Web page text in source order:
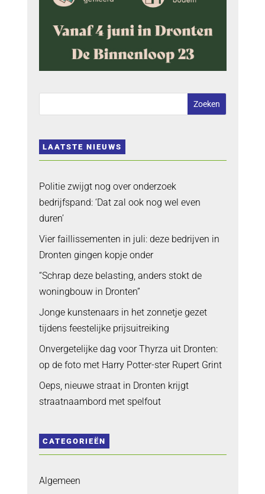
LAATSTE NIEUWS
Politie zwijgt nog over onderzoek
bedrijfspand: ‘Dat zal ook nog wel even
duren’
Vier faillissementen in juli: deze bedrijven in
Dronten gingen kopje onder
“Schrap deze belasting, anders stokt de
woningbouw in Dronten”
Jonge kunstenaars in het zonnetje gezet
tijdens feestelijke prijsuitreiking
Onvergetelijke dag voor Thyrza uit Dronten:
op de foto met Harry Potter-ster Rupert Grint
Oeps, nieuwe straat in Dronten krijgt
straatnaambord met spelfout
CATEGORIEËN
Algemeen